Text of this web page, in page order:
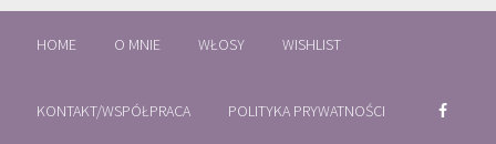
HOME O MNIE WŁOSY WISHLIST
KONTAKT/WSPÓŁPRACA POLITYKA PRYWATNOŚCI